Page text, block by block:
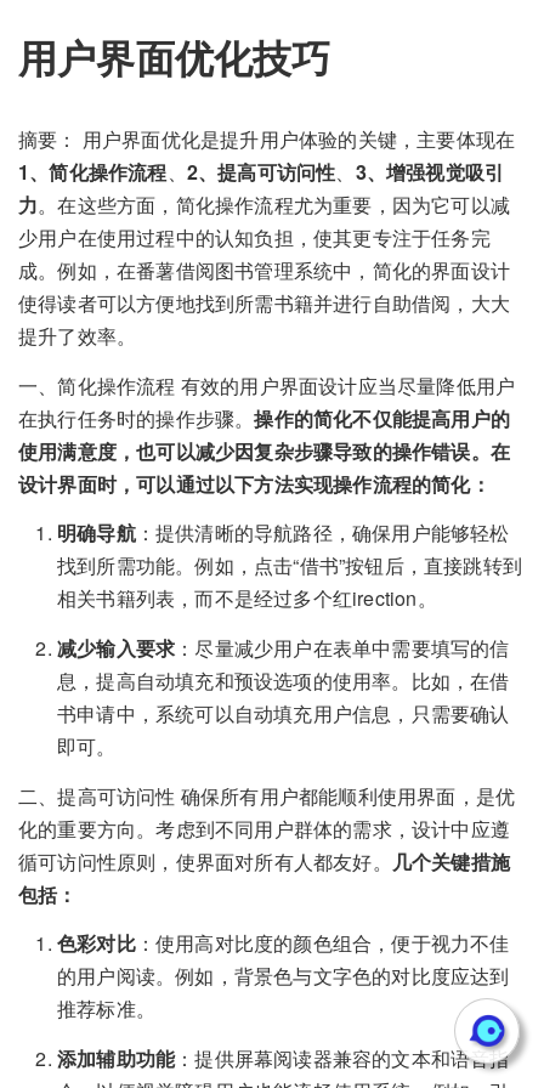
用户界面优化技巧
摘要： 用户界面优化是提升用户体验的关键，主要体现在
1、简化操作流程、 2、提高可访问性、 3、增强视觉吸引
力。在这些方面，简化操作流程尤为重要，因为它可以减
少用户在使用过程中的认知负担，使其更专注于任务完
成。例如，在番薯借阅图书管理系统中，简化的界面设计
使得读者可以方便地找到所需书籍并进行自助借阅，大大
提升了效率。
一、简化操作流程 有效的用户界面设计应当尽量降低用户
在执行任务时的操作步骤。操作的简化不仅能提高用户的
使用满意度，也可以减少因复杂步骤导致的操作错误。在
设计界面时，可以通过以下方法实现操作流程的简化：
明确导航：提供清晰的导航路径，确保用户能够轻松
找到所需功能。例如，点击“借书”按钮后，直接跳转到
相关书籍列表，而不是经过多个红irection。
减少输入要求 ：尽量减少用户在表单中需要填写的信
息，提高自动填充和预设选项的使用率。比如，在借
书申请中，系统可以自动填充用户信息，只需要确认
即可。
二、提高可访问性 确保所有用户都能顺利使用界面，是优
化的重要方向。考虑到不同用户群体的需求，设计中应遵
循可访问性原则，使界面对所有人都友好。
几个关键措施
包括：
色彩对比：使用高对比度的颜色组合，便于视力不佳
的用户阅读。例如，背景色与文字色的对比度应达到
推荐标准。
添加辅助功能：提供屏幕阅读器兼容的文本和语音指